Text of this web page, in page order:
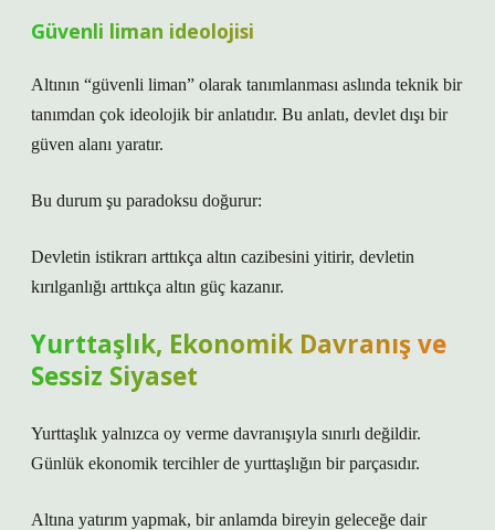
Güvenli liman ideolojisi
Altının “güvenli liman” olarak tanımlanması aslında teknik bir
tanımdan çok ideolojik bir anlatıdır. Bu anlatı, devlet dışı bir
güven alanı yaratır.
Bu durum şu paradoksu doğurur:
Devletin istikrarı arttıkça altın cazibesini yitirir, devletin
kırılganlığı arttıkça altın güç kazanır.
Yurttaşlık, Ekonomik Davranış ve
Sessiz Siyaset
Yurttaşlık yalnızca oy verme davranışıyla sınırlı değildir.
Günlük ekonomik tercihler de yurttaşlığın bir parçasıdır.
Altına yatırım yapmak, bir anlamda bireyin geleceğe dair